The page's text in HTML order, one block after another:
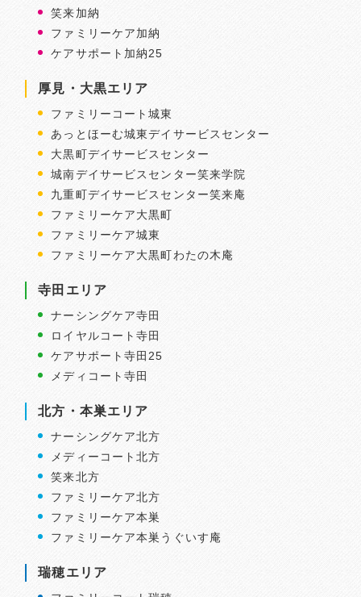
笑来加納
ファミリーケア加納
ケアサポート加納25
厚見・大黒エリア
ファミリーコート城東
あっとほーむ城東デイサービスセンター
大黒町デイサービスセンター
城南デイサービスセンター笑来学院
九重町デイサービスセンター笑来庵
ファミリーケア大黒町
ファミリーケア城東
ファミリーケア大黒町わたの木庵
寺田エリア
ナーシングケア寺田
ロイヤルコート寺田
ケアサポート寺田25
メディコート寺田
北方・本巣エリア
ナーシングケア北方
メディーコート北方
笑来北方
ファミリーケア北方
ファミリーケア本巣
ファミリーケア本巣うぐいす庵
瑞穂エリア